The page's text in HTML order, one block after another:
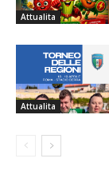
Attualita
Attualita